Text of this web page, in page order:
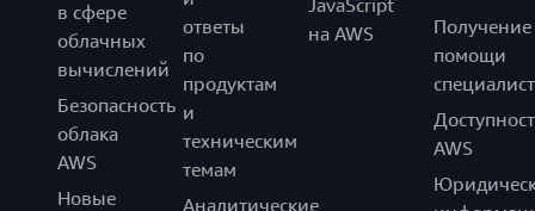
в сфере
облачных
вычислений
Безопасность
облака
AWS
Новые
ответы
по
продуктам
и
техническим
темам
Аналитические
JavaScript
на AWS
Получение
помощи
AWS